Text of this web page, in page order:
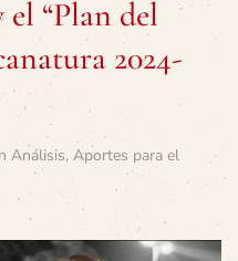
“Plan del
2024-
Análisis, Aportes para el